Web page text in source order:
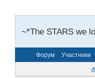
~*The STARS we
Форум Участники